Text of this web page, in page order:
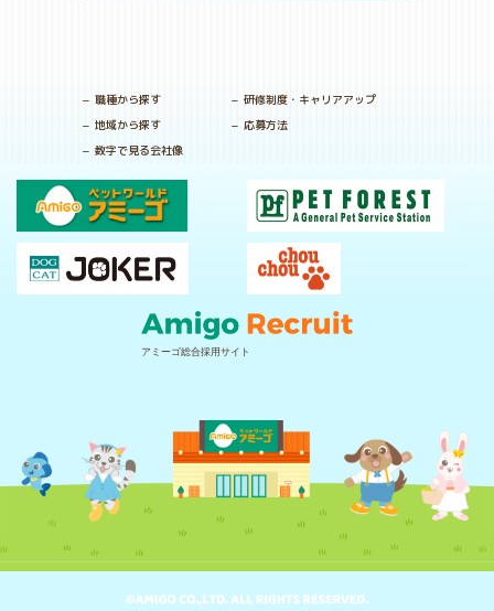
アミーゴ総合採用サイト
職種から探す
研修制度・キャリアアップ
地域から探す
応募方法
数字で見る会社像